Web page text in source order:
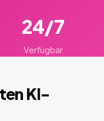
24/7
Verfügbar
KI-